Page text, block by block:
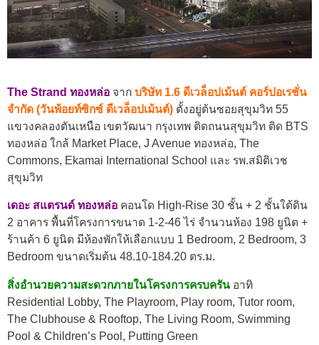
The Strand ทองหล่อ จาก บริษัท 1.6 ดีเวล็อปเม้นต์ คอร์ปอเรชั่น
จำกัด (วันพ้อยท์ซิกซ์ ดีเวล็อปเม้นต์) ตั้งอยู่ต้นซอยสุขุมวิท 55
แขวงคลองตันเหนือ เขตวัฒนา กรุงเทพ ติดถนนสุขุมวิท ติด BTS
ทองหล่อ ใกล้ Market Place, J Avenue ทองหล่อ, The
Commons, Ekamai International School และ รพ.สมิติเวช
สุขุมวิท
เดอะ สแตรนด์ ทองหล่อ คอนโด High-Rise 30 ชั้น + 2 ชั้นใต้ดิน
2 อาคาร พื้นที่โครงการขนาด 1-2-46 ไร่ จำนวนห้อง 198 ยูนิต +
ร้านค้า 6 ยูนิต มีห้องพักให้เลือกแบบ 1 Bedroom, 2 Bedroom, 3
Bedroom ขนาดเริ่มต้น 48.10-184.20 ตร.ม.
สิ่งอำนวยความสะดวกภายในโครงการครบครัน อาทิ
Residential Lobby, The Playroom, Play room, Tutor room,
The Clubhouse & Rooftop, The Living Room, Swimming
Pool & Children’s Pool, Putting Green